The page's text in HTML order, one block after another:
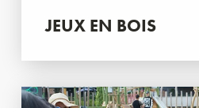
JEUX EN BOIS